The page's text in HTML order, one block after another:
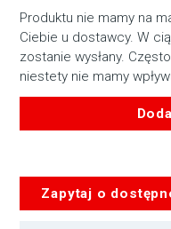
Produktu nie mamy na
Ciebie u dostawcy. W
zostanie wysłany.
niestety nie mamy
AUDIO-
TECHNICA
Zapytaj o